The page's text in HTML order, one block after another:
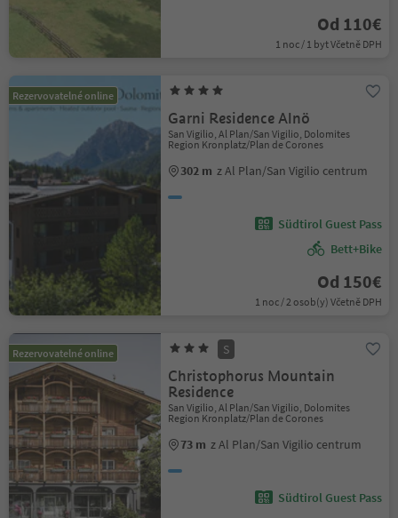
Od 110€
1 noc / 1 byt Včetně DPH
Rezervovatelné online
Garni Residence Alnö
San Vigilio, Al Plan/San Vigilio, Dolomites
Region Kronplatz/Plan de Corones
302 m z Al Plan/San Vigilio centrum
Südtirol Guest Pass
Bett+Bike
Od 150€
1 noc / 2 osob(y) Včetně DPH
Rezervovatelné online S
Christophorus Mountain
Residence
San Vigilio, Al Plan/San Vigilio, Dolomites
Region Kronplatz/Plan de Corones
73 m z Al Plan/San Vigilio centrum
Südtirol Guest Pass